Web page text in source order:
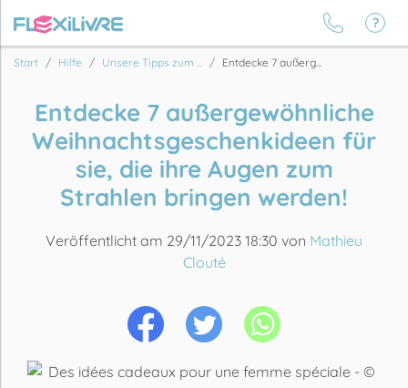
Start Hilfe Unsere Tipps zum ... Entdecke 7 außerg...
Entdecke 7 außergewöhnliche
Weihnachtsgeschenkideen für
sie, die ihre Augen zum
Strahlen bringen werden!
Veröffentlicht am 29/11/2023 18:30 von Mathieu
Clouté